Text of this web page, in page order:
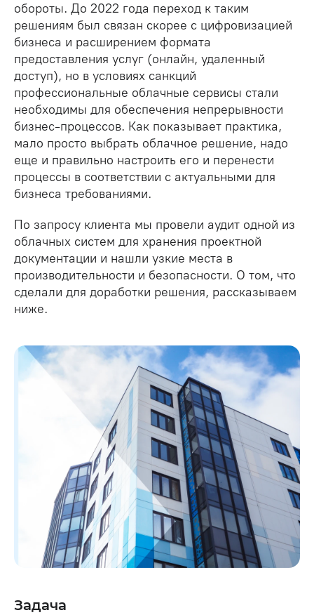
обороты. До 2022 года переход к таким
решениям был связан скорее с цифровизацией
бизнеса и расширением формата
предоставления услуг (онлайн, удаленный
доступ), но в условиях санкций
профессиональные облачные сервисы стали
необходимы для обеспечения непрерывности
бизнес-процессов. Как показывает практика,
мало просто выбрать облачное решение, надо
еще и правильно настроить его и перенести
процессы в соответствии с актуальными для
бизнеса требованиями.
По запросу клиента мы провели аудит одной из
облачных систем для хранения проектной
документации и нашли узкие места в
производительности и безопасности. О том, что
сделали для доработки решения, рассказываем
ниже.
Задача